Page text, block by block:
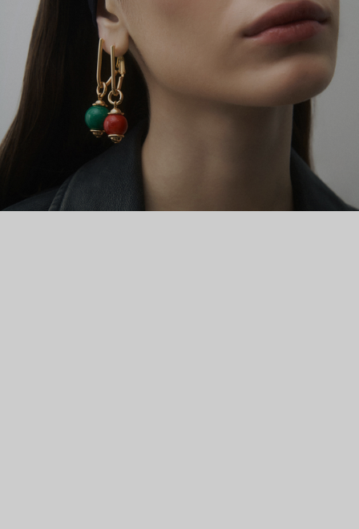
искусством и архитектурой, необычные и интересные
материалы: полудрагоценные и синтетические камни,
созданные и обработанные специально для бренда,
высокотехнологичный пластик. Новая коллекция вторит
супрематизму Казимира Малевича и его сподвижников.